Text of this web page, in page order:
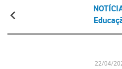
22/04/